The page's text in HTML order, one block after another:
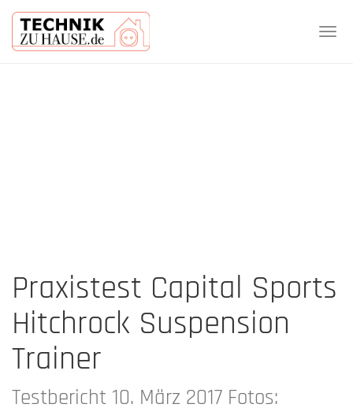
Praxistest Capital Sports
Hitchrock Suspension
Trainer
Testbericht 10. März 2017 Fotos: